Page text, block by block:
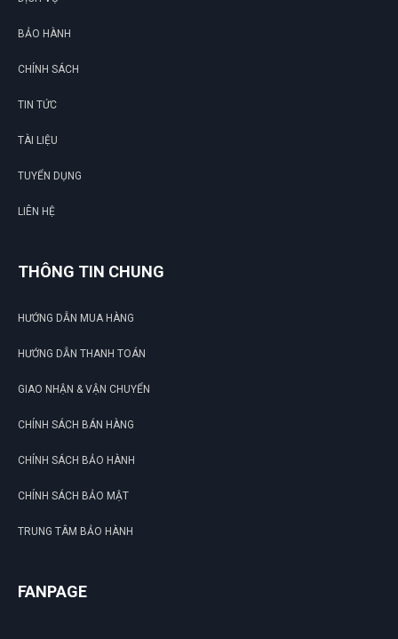
BẢO HÀNH
CHÍNH SÁCH
TIN TỨC
TÀI LIỆU
TUYỂN DỤNG
LIÊN HỆ
THÔNG TIN CHUNG
HƯỚNG DẪN MUA HÀNG
HƯỚNG DẪN THANH TOÁN
GIAO NHẬN & VẬN CHUYỂN
CHÍNH SÁCH BÁN HÀNG
CHÍNH SÁCH BẢO HÀNH
CHÍNH SÁCH BẢO MẬT
TRUNG TÂM BẢO HÀNH
FANPAGE